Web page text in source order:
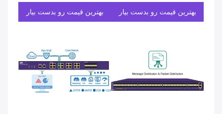
بهترین قیمت رو بدست بیار بهترین قیمت رو بدست بیار